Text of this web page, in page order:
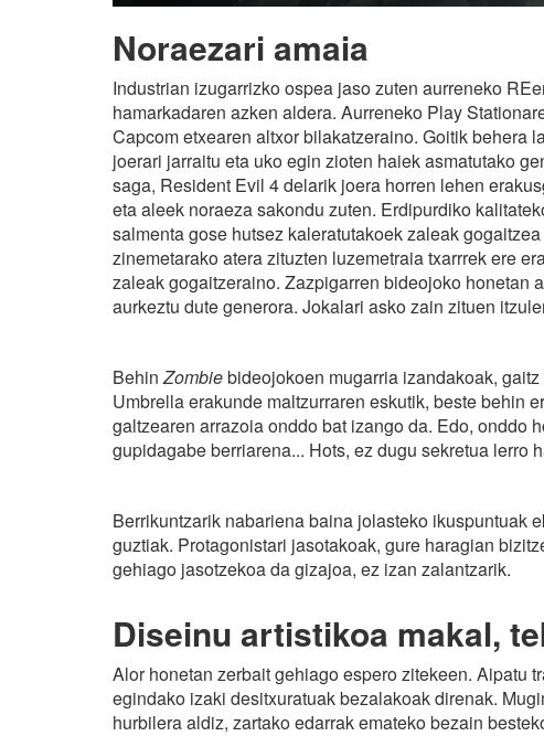
Noraezari amaia
Industrian izugarrizko ospea jaso zuten aurreneko
hamarkadaren azken aldera. Aurreneko Play
Capcom etxearen altxor bilakatzeraino. Goitik behera
joerari jarraitu eta uko egin zioten haiek asmatutako
saga, Resident Evil 4 delarik joera horren lehen
eta aleek noraeza sakondu zuten. Erdipurdiko
salmenta gose hutsez kaleratutakoek zaleak
zinemetarako atera zituzten luzemetraia txarrrek ere
zaleak gogaitzeraino. Zazpigarren bideojoko honetan
aurkeztu dute generora. Jokalari asko zain zituen
BehinZombiebideojokoen mugarria izandakoak,
Umbrella erakunde maltzurraren eskutik, beste behin
galtzearen arrazoia onddo bat izango da. Edo, onddo
gupidagabe berriarena... Hots, ez dugu sekretua lerro
Berrikuntzarik nabariena baina jolasteko ikuspuntuak
guztiak. Protagonistari jasotakoak, gure haragian
gehiago jasotzekoa da gizajoa, ez izan zalantzarik.
Diseinu artistikoa makal,
Alor honetan zerbait gehiago espero zitekeen. Aipatu
egindako izaki desitxuratuak bezalakoak direnak.
hurbilera aldiz, zartako edarrak emateko bezain